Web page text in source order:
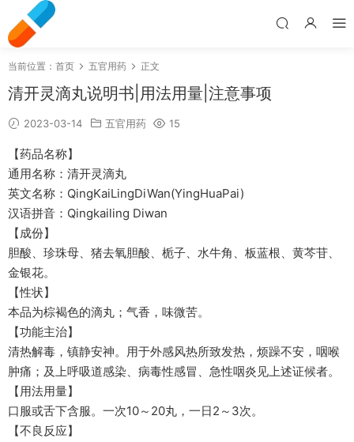
当前位置： 首页 五官用药 正文
清开灵滴丸说明书|用法用量|注意事项
2023-03-14 五官用药 15
【药品名称】
通用名称：清开灵滴丸
英文名称：QingKaiLingDiWan(YingHuaPai)
汉语拼音：Qingkailing Diwan
【成份】
胆酸、珍珠母、猪去氧胆酸、栀子、水牛角、板蓝根、黄芩苷、
金银花。
【性状】
本品为棕褐色的滴丸；气香，味微苦。
【功能主治】
清热解毒，镇静安神。用于外感风热所致发热，烦躁不安，咽喉
肿痛；及上呼吸道感染、病毒性感冒、急性咽炎见上述证候者。
【用法用量】
口服或舌下含服。一次10～20丸，一日2～3次。
【不良反应】